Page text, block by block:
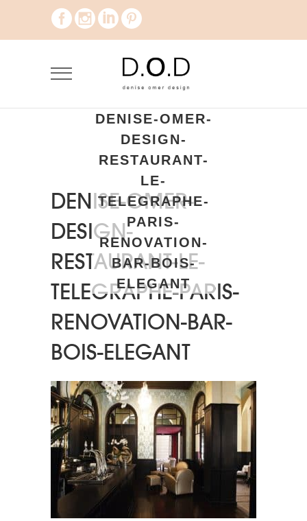
DENISE-OMER-
DESIGN-
RESTAURANT-
LE-
TELEGRAPHE-
PARIS-
RENOVATION-
BAR-BOIS-
ELEGANT
DENISE-OMER-
DESIGN-
RESTAURANT-LE-
TELEGRAPHE-PARIS-
RENOVATION-BAR-
BOIS-ELEGANT